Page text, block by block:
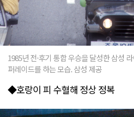
1985년 전·후기 통합 우승을 달성한 삼성
퍼레이드를 하는 모습. 삼성 제공
◆호랑이 피 수혈해 정상 정복